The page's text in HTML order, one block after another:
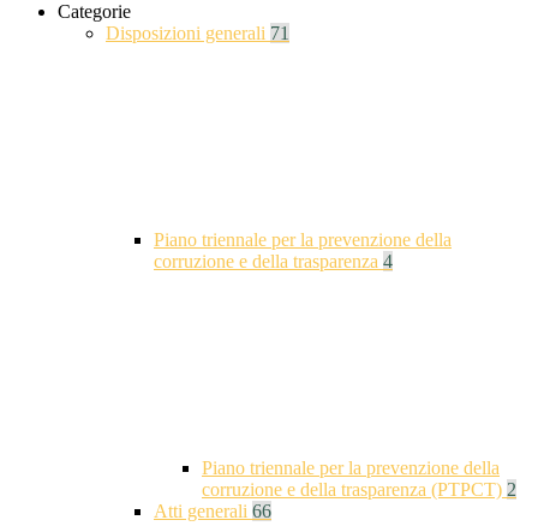
Categorie
Disposizioni generali 71
Piano triennale per la prevenzione della
corruzione e della trasparenza 4
Piano triennale per la prevenzione della
corruzione e della trasparenza (PTPCT) 2
Atti generali 66